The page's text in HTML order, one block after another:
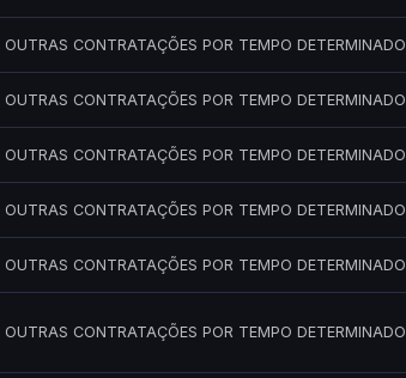
OUTRAS CONTRATAÇÕES POR TEMPO DETERMINADO
OUTRAS CONTRATAÇÕES POR TEMPO DETERMINADO
OUTRAS CONTRATAÇÕES POR TEMPO DETERMINADO
OUTRAS CONTRATAÇÕES POR TEMPO DETERMINADO
OUTRAS CONTRATAÇÕES POR TEMPO DETERMINADO
OUTRAS CONTRATAÇÕES POR TEMPO DETERMINADO